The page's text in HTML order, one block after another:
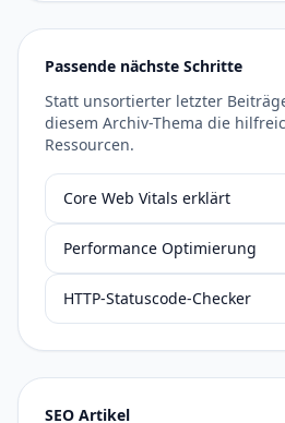
Passende nächste Schritte
Statt unsortierter letzter
diesem Archiv-Thema die
Ressourcen.
Core Web Vitals erklärt
Performance Optimierung
HTTP-Statuscode-Checker
SEO Artikel